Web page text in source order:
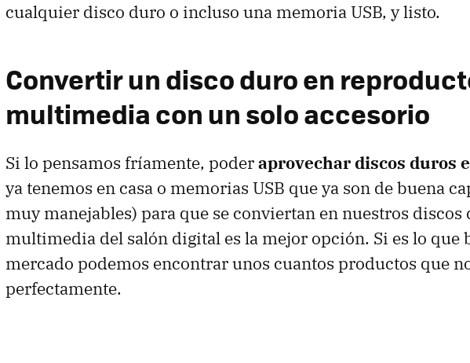
cualquier disco duro o incluso una memoria USB, y listo.
Convertir un disco duro en
multimedia con un solo accesorio
Si lo pensamos fríamente, poderaprovechar discos duros
ya tenemos en casa o memorias USB que ya son de buena
muy manejables) para que se conviertan en nuestros discos
multimedia del salón digital es la mejor opción. Si es lo que
mercado podemos encontrar unos cuantos productos que
perfectamente.